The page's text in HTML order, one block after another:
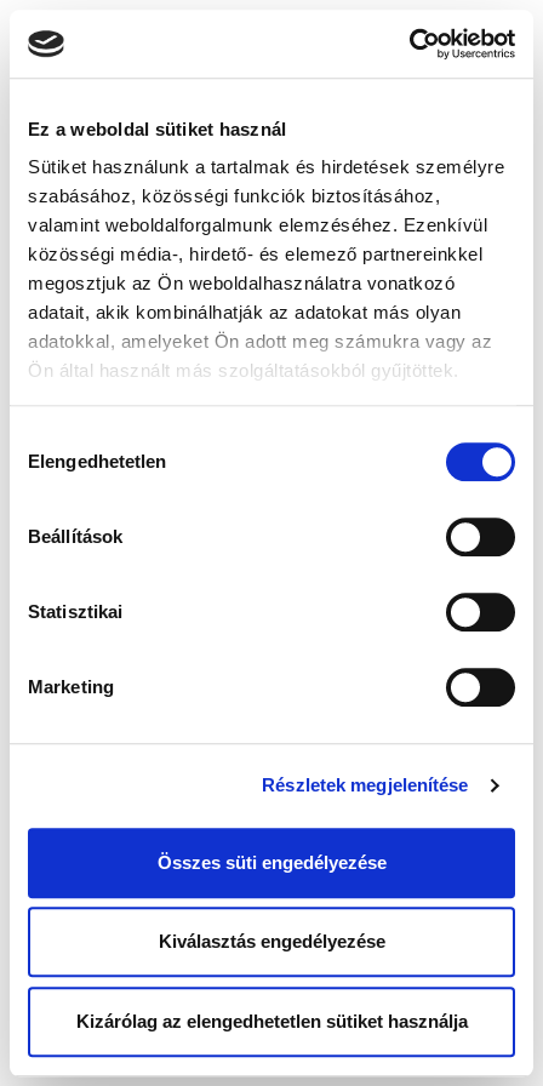
Ez a weboldal sütiket használ
Sütiket használunk a tartalmak és hirdetések személyre
szabásához, közösségi funkciók biztosításához,
valamint weboldalforgalmunk elemzéséhez. Ezenkívül
közösségi média-, hirdető- és elemező partnereinkkel
megosztjuk az Ön weboldalhasználatra vonatkozó
adatait, akik kombinálhatják az adatokat más olyan
adatokkal, amelyeket Ön adott meg számukra vagy az
Ön által használt más szolgáltatásokból gyűjtöttek.
kiválasztása
Elengedhetetlen
Beállítások
Statisztikai
Marketing
Részletek megjelenítése
Összes süti engedélyezése
Kiválasztás engedélyezése
Kizárólag az elengedhetetlen sütiket használja